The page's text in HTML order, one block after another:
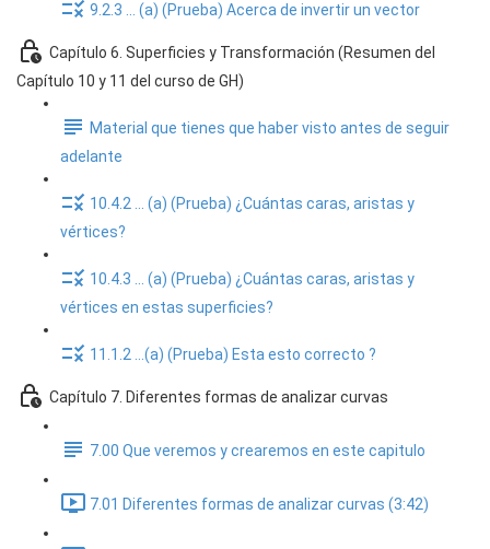
9.2.3 ... (a) (Prueba) Acerca de invertir un vector
Capítulo 6. Superficies y Transformación (Resumen del
Capítulo 10 y 11 del curso de GH)
Material que tienes que haber visto antes de seguir
adelante
10.4.2 ... (a) (Prueba) ¿Cuántas caras, aristas y
vértices?
10.4.3 ... (a) (Prueba) ¿Cuántas caras, aristas y
vértices en estas superficies?
11.1.2 ...(a) (Prueba) Esta esto correcto ?
Capítulo 7. Diferentes formas de analizar curvas
7.00 Que veremos y crearemos en este capitulo
7.01 Diferentes formas de analizar curvas (3:42)